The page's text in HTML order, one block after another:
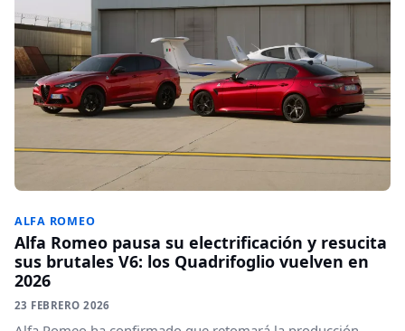
ALFA ROMEO
Alfa Romeo pausa su electrificación y resucita
sus brutales V6: los Quadrifoglio vuelven en
2026
23 FEBRERO 2026